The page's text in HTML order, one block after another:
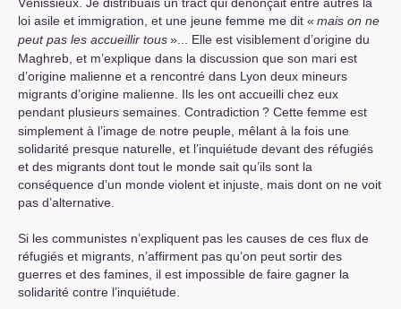
loi asile et immigration, et une jeune femme me dit « mais on ne
peut pas les accueillir tous»... Elle est visiblement d’origine du
Maghreb, et m’explique dans la discussion que son mari est
d’origine malienne et a rencontré dans Lyon deux mineurs
migrants d’origine malienne. Ils les ont accueilli chez eux
pendant plusieurs semaines. Contradiction ? Cette femme est
simplement à l’image de notre peuple, mêlant à la fois une
solidarité presque naturelle, et l’inquiétude devant des réfugiés
et des migrants dont tout le monde sait qu’ils sont la
conséquence d’un monde violent et injuste, mais dont on ne voit
pas d’alternative.
Si les communistes n’expliquent pas les causes de ces flux de
réfugiés et migrants, n’affirment pas qu’on peut sortir des
guerres et des famines, il est impossible de faire gagner la
solidarité contre l’inquiétude.